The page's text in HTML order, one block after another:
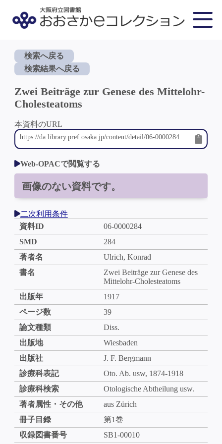
検索へ戻る
検索結果へ戻る
Zwei Beiträge zur Genese des Mittelohr-
Cholesteatoms
本資料のURL
Web-OPACで閲覧する
画像のない資料です。
二次利用条件
資料ID
06-0000284
SMD
284
著者名
Ulrich, Konrad
書名
Zwei Beiträge zur Genese des
Mittelohr-Cholesteatoms
出版年
1917
ページ数
39
論文種類
Diss.
出版地
Wiesbaden
出版社
J. F. Bergmann
診療科表記
Oto. Ab. usw, 1874-1918
診療科検索
Otologische Abtheilung usw.
著者属性・その他
aus Zürich
冊子目録
第1巻
収録図書番号
SB1-00010